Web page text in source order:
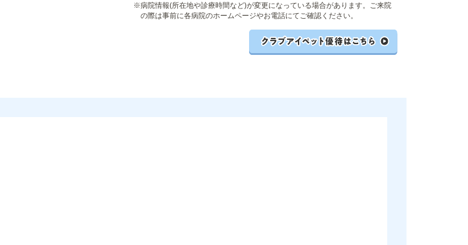
※病院情報(所在地や診療時間など)が変更になっている場合があります。ご来院
の際は事前に各病院のホームページやお電話にてご確認ください。